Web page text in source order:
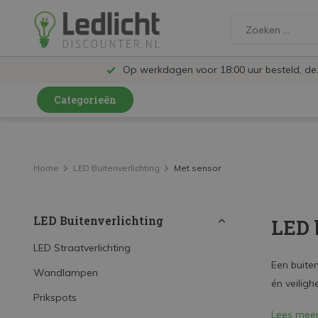
Op werkdagen voor 18:00 uur besteld,
Categorieën
LED Railspots
LED TL
LED Plafondlampen en Wandlampen
LED Schijnwerpers
LED High Bay lampen
Home LED Buitenverlichting Met sensor
LED Buitenverlichting
LED Straatverlichting
Wandlampen
Prikspots
Een
én
Lees